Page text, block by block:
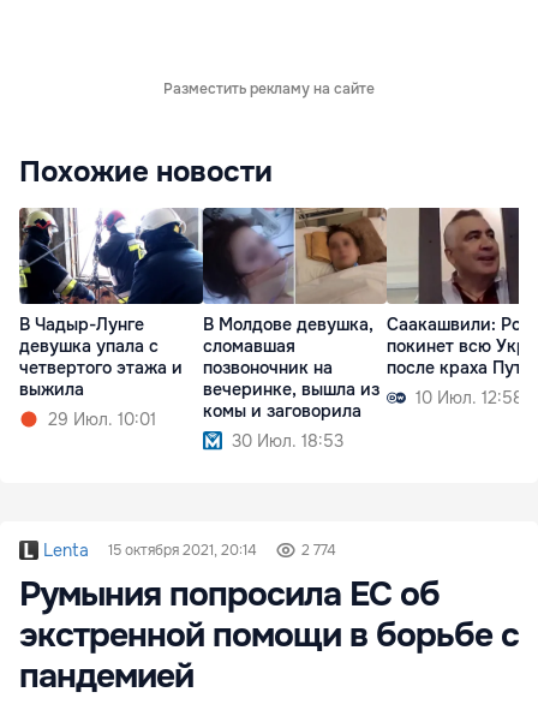
Разместить рекламу на сайте
Похожие новости
В Чадыр-Лунге
девушка упала с
четвертого этажа и
выжила
29 Июл. 10:01
В Молдове девушка,
сломавшая
позвоночник на
вечеринке, вышла из
комы и заговорила
30 Июл. 18:53
Саакашвили:
покинет всю
после краха
10 Июл. 12:58
Lenta 15 октября 2021, 20:14 2 774
Румыния попросила ЕС об
экстренной помощи в борьбе с
пандемией